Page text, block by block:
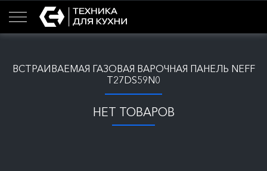
ВСТРАИВАЕМАЯ ГАЗОВАЯ ВАРОЧНАЯ ПАНЕЛЬ NEFF
T27DS59N0
НЕТ ТОВАРОВ